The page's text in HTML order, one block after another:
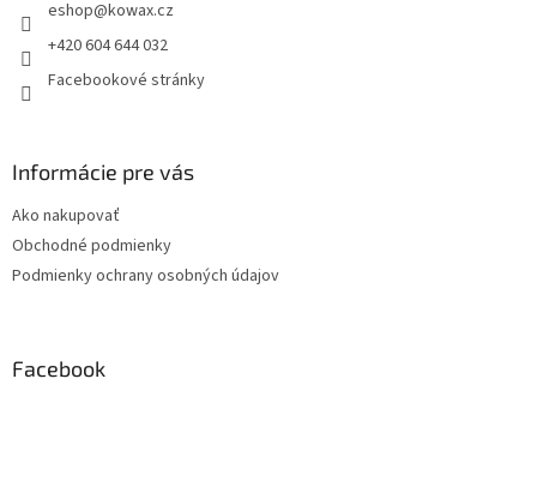
eshop@kowax.cz
+420 604 644 032
Facebookové stránky
Informácie pre vás
Ako nakupovať
Obchodné podmienky
Podmienky ochrany osobných údajov
Facebook